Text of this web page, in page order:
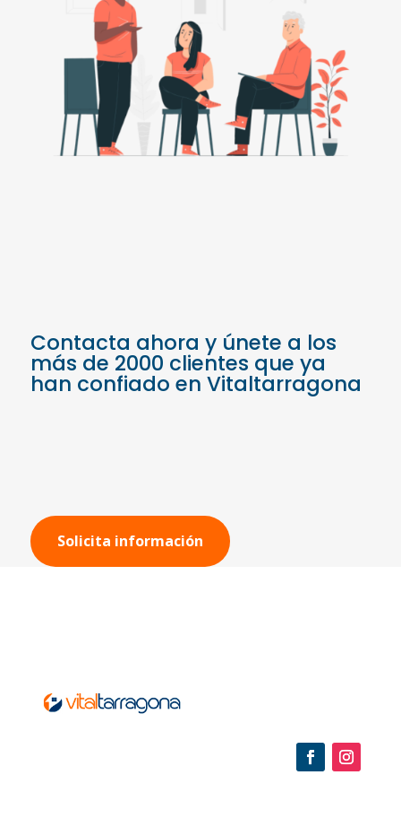
Contacta ahora y únete a los
más de 2000 clientes que ya
han confiado en Vitaltarragona
Solicita información